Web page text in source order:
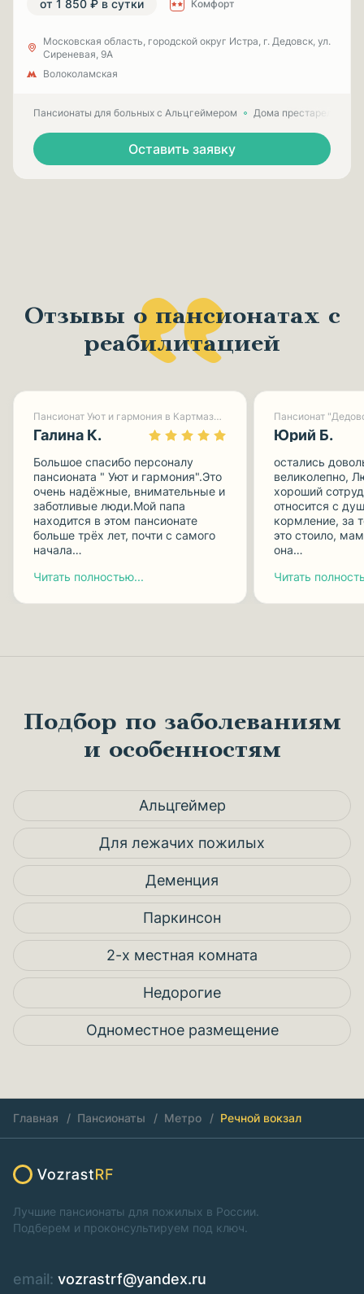
от 1 850 ₽ в сутки Комфорт
Московская область, городской округ Истра, г. Дедовск, ул.
Сиреневая, 9А
Волоколамская
Пансионаты для больных с Альцгеймером Дома престарелых
Оставить заявку
Отзывы о пансионатах с
реабилитацией
Пансионат Уют и гармония в Картмазово-1
Галина К.
Большое спасибо персоналу
пансионата " Уют и гармония".Это
очень надёжные, внимательные и
заботливые люди.Мой папа
находится в этом пансионате
больше трёх лет, почти с самого
начала…
Читать полностью...
Пансионат
Юрий Б.
остались
великолепно,
хороший
относится с
кормление, за
это стоило,
она…
Читать
Подбор по заболеваниям
и особенностям
Альцгеймер
Для лежачих пожилых
Деменция
Паркинсон
2-х местная комната
Недорогие
Одноместное размещение
Главная Пансионаты Метро Речной вокзал
Лучшие пансионаты для пожилых в России.
Подберем и проконсультируем под ключ.
email: vozrastrf@yandex.ru